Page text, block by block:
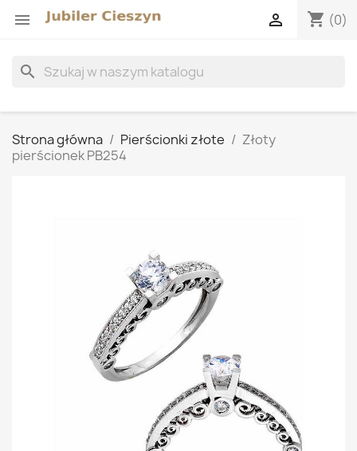
 shopping_cart (0)

search
Strona główna Pierścionki złote
Złoty
pierścionek PB254